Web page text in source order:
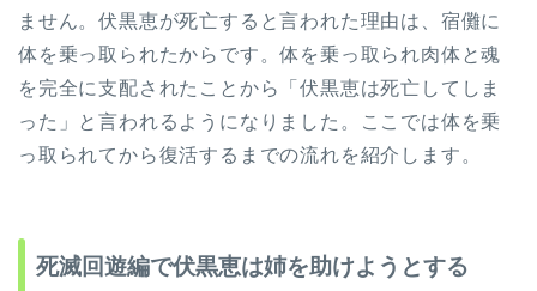
ません。伏黒恵が死亡すると言われた理由は、宿儺に
体を乗っ取られたからです。体を乗っ取られ肉体と魂
を完全に支配されたことから「伏黒恵は死亡してしま
った」と言われるようになりました。ここでは体を乗
っ取られてから復活するまでの流れを紹介します。
死滅回遊編で伏黒恵は姉を助けようとする